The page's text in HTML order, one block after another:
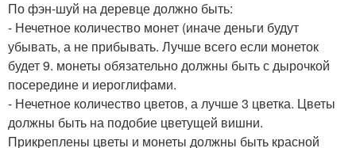
По фэн-шуй на деревце должно быть:
- Нечетное количество монет (иначе деньги будут
убывать, а не прибывать. Лучше всего если монеток
будет 9. монеты обязательно должны быть с дырочкой
посередине и иероглифами.
- Нечетное количество цветов, а лучше 3 цветка. Цветы
должны быть на подобие цветущей вишни.
Прикреплены цветы и монеты должны быть красной